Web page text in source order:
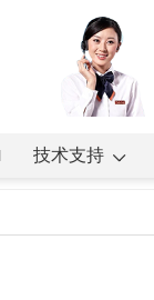
技术支持